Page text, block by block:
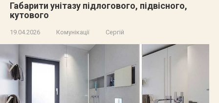
Габарити унітазу підлогового, підвісного,
кутового
19.04.2026 Комунікації Сергій